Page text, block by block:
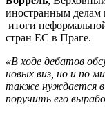
иностранным делам
итоги
стран ЕС в Праге.
«В ходе дебатов
новых виз, но и по
также нуждается в
поручить его